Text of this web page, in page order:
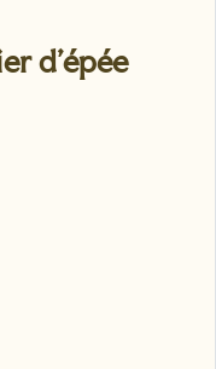
d'épée